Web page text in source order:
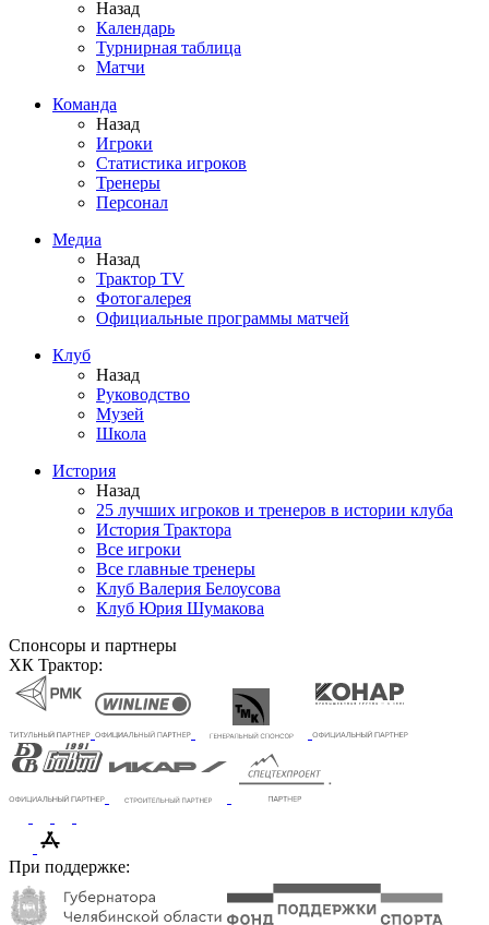
Назад
Календарь
Турнирная таблица
Матчи
Команда
Назад
Игроки
Статистика игроков
Тренеры
Персонал
Медиа
Назад
Трактор TV
Фотогалерея
Официальные программы матчей
Клуб
Назад
Руководство
Музей
Школа
История
Назад
25 лучших игроков и тренеров в истории клуба
История Трактора
Все игроки
Все главные тренеры
Клуб Валерия Белоусова
Клуб Юрия Шумакова
Спонсоры и партнеры
ХК Трактор:
При поддержке: